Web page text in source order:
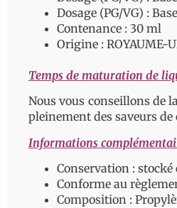
Dosage (PG/VG) :
Contenance : 30 ml
Origine : ROYAUME-
Temps de maturation de
Nous vous conseillons de
pleinement des saveurs de
Informations
Conservation : stocké
Conforme au
Composition :